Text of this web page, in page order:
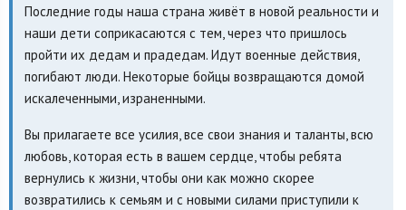
Последние годы наша страна живёт в новой реальности и
наши дети соприкасаются с тем, через что пришлось
пройти их дедам и прадедам. Идут военные действия,
погибают люди. Некоторые бойцы возвращаются домой
искалеченными, израненными.
Вы прилагаете все усилия, все свои знания и таланты, всю
любовь, которая есть в вашем сердце, чтобы ребята
вернулись к жизни, чтобы они как можно скорее
возвратились к семьям и с новыми силами приступили к